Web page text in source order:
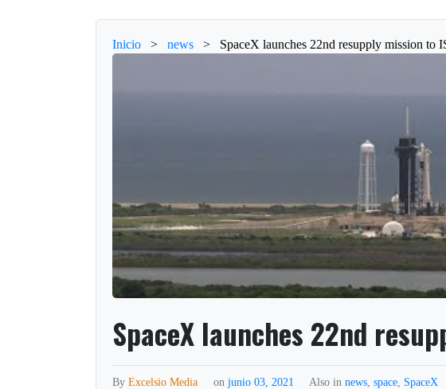
Inicio > news > SpaceX launches 22nd resupply mission to
SpaceX launches 22nd
ByExcelsio Media onjunio 03, 2021 Also innews ,space SpaceX